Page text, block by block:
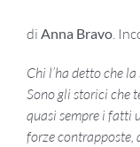
di Anna Bravo .
Chi l’ha detto che
Sono gli storici che
quasi sempre i fatti
forze contrapposte,